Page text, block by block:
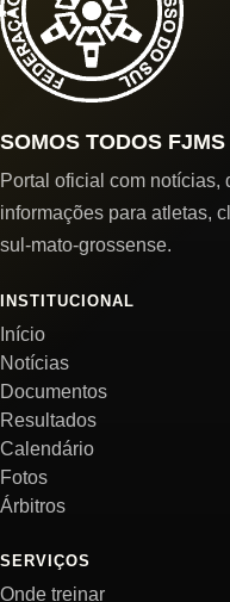
SOMOS TODOS FJMS
Portal oficial com notícias,
informações para atletas,
sul-mato-grossense.
INSTITUCIONAL
Início
Notícias
Documentos
Resultados
Calendário
Fotos
Árbitros
SERVIÇOS
Onde treinar